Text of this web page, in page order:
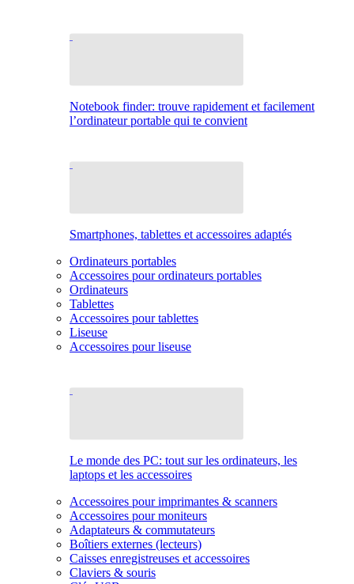
Notebook finder: trouve rapidement et facilement
l’ordinateur portable qui te convient
Smartphones, tablettes et accessoires adaptés
Ordinateurs portables
Accessoires pour ordinateurs portables
Ordinateurs
Tablettes
Accessoires pour tablettes
Liseuse
Accessoires pour liseuse
Le monde des PC: tout sur les ordinateurs, les
laptops et les accessoires
Accessoires pour imprimantes & scanners
Accessoires pour moniteurs
Adaptateurs & commutateurs
Boîtiers externes (lecteurs)
Caisses enregistreuses et accessoires
Claviers & souris